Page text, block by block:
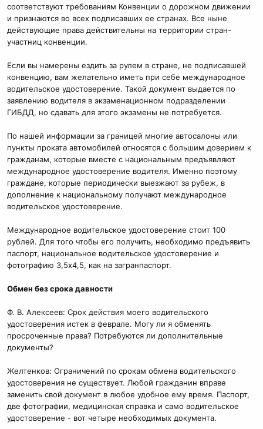
соответствуют требованиям Конвенции о дорожном движении
и признаются во всех подписавших ее странах. Все ныне
действующие права действительны на территории стран-
участниц конвенции.
Если вы намерены ездить за рулем в стране, не подписавшей
конвенцию, вам желательно иметь при себе международное
водительское удостоверение. Такой документ выдается по
заявлению водителя в экзаменационном подразделении
ГИБДД, но сдавать для этого экзамены не потребуется.
По нашей информации за границей многие автосалоны или
пункты проката автомобилей относятся с большим доверием к
гражданам, которые вместе с национальным предъявляют
международное удостоверение водителя. Именно поэтому
граждане, которые периодически выезжают за рубеж, в
дополнение к национальному получают международное
водительское удостоверение.
Международное водительское удостоверение стоит 100
рублей. Для того чтобы его получить, необходимо предъявить
паспорт, национальное водительское удостоверение и
фотографию 3,5х4,5, как на загранпаспорт.
Обмен без срока давности
Ф. В. Алексеев: Срок действия моего водительского
удостоверения истек в феврале. Могу ли я обменять
просроченные права? Потребуются ли дополнительные
документы?
Желтенков: Ограничений по срокам обмена водительского
удостоверения не существует. Любой гражданин вправе
заменить свой документ в любое удобное ему время. Паспорт,
две фотографии, медицинская справка и само водительское
удостоверение - вот четыре необходимых документа.